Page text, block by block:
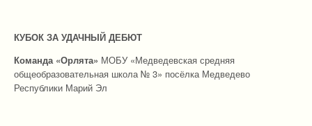
КУБОК ЗА УДАЧНЫЙ ДЕБЮТ
Команда «Орлята» МОБУ «Медведевская средняя
общеобразовательная школа № 3» посёлка Медведево
Республики Марий Эл